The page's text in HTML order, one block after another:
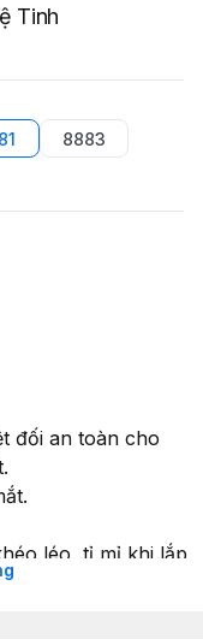
Tinh
8883
đối an toàn cho
léo, tỉ mỉ khi lắp